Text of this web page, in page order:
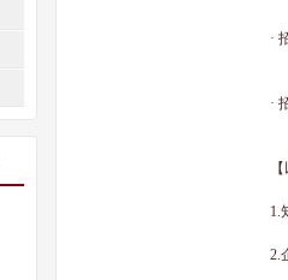
·
·
1.
2.